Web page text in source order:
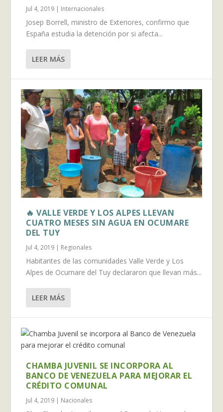
Jul 4, 2019 | Internacionales
Josep Borrell, ministro de Exteriores, confirmo que
España estudia la detención por si afecta...
LEER MÁS
🔥 VALLE VERDE Y LOS ALPES LLEVAN
CUATRO MESES SIN AGUA EN OCUMARE
DEL TUY
Jul 4, 2019 | Regionales
Habitantes de las comunidades Valle Verde y Los
Alpes de Ocumare del Tuy declararon que llevan más...
LEER MÁS
CHAMBA JUVENIL SE INCORPORA AL
BANCO DE VENEZUELA PARA MEJORAR EL
CRÉDITO COMUNAL
Jul 4, 2019 | Nacionales